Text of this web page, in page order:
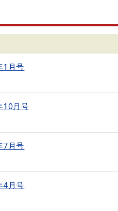
月号
月号
月号
月号